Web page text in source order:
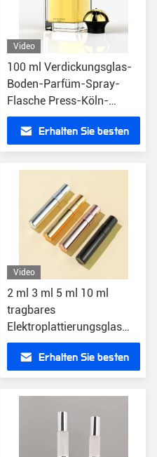
Video
100 ml Verdickungsglas-
Boden-Parfüm-Spray-
Flasche Press-Köln-
Atomizer-Flasche
Erhalten Sie besten
Video
2 ml 3 ml 5 ml 10 ml
tragbares
Elektroplattierungsglas
Feinschmelz
Parfümsprühflasche
Großhandel
Erhalten Sie besten